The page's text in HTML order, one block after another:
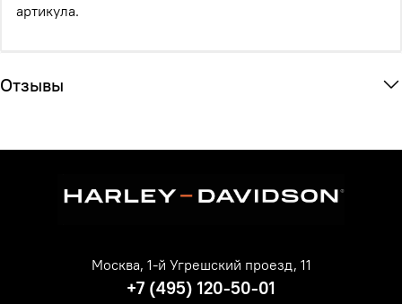
артикула.
Отзывы
Москва, 1-й Угрешский проезд, 11
+7 (495) 120-50-01